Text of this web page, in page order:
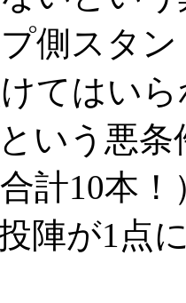
側スタ
てはい
いう悪条
計10本
陣が1点